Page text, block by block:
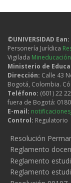
©UNIVERSIDAD Ean:
Personería Jurídica
Vigilada Mineducación
Ministerio de
Dirección: Calle 43
Bogotá, Colombia.
Teléfono: (601) 22
fuera de Bogotá:
E-mail:
Control: Regulatorio
Legales
Resolución
Reglamento
Reglamento
Reglamento